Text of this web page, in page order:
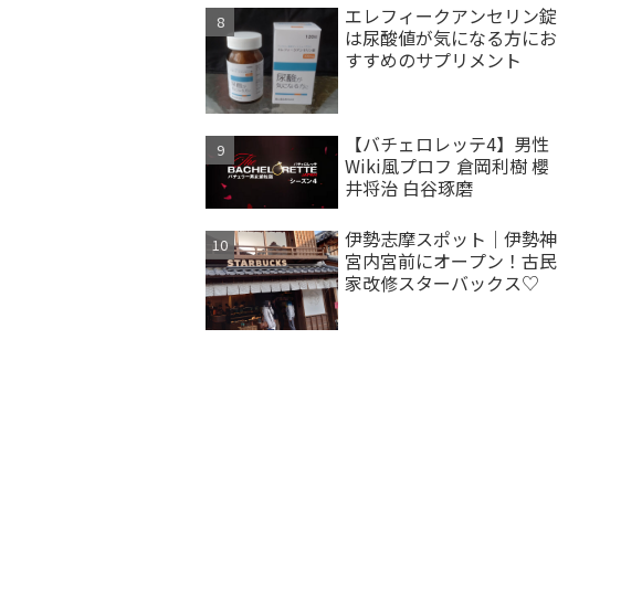
エレフィークアンセリン錠
は尿酸値が気になる方にお
すすめのサプリメント
【バチェロレッテ4】男性
Wiki風プロフ 倉岡利樹 櫻
井将治 白谷琢磨
伊勢志摩スポット｜伊勢神
宮内宮前にオープン！古民
家改修スターバックス♡